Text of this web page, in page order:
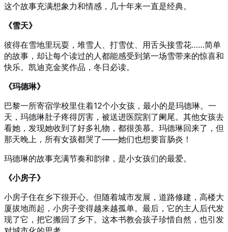
这个故事充满想象力和情感，几十年来一直是经典。
《雪天》
彼得在雪地里玩耍，堆雪人、打雪仗、用舌头接雪花……简单
的故事，却让每个读过的人都能感受到第一场雪带来的惊喜和
快乐。凯迪克金奖作品，冬日必读。
《玛德琳》
巴黎一所寄宿学校里住着12个小女孩，最小的是玛德琳。一
天，玛德琳肚子疼得厉害，被送进医院割了阑尾。其他女孩去
看她，发现她收到了好多礼物，都很羡慕。玛德琳回来了，但
那天晚上，所有女孩都哭了——她们也想要盲肠炎！
玛德琳的故事充满节奏和韵律，是小女孩们的最爱。
《小房子》
小房子住在乡下很开心。但随着城市发展，道路修建，高楼大
厦拔地而起，小房子变得越来越孤单。最后，它的主人后代发
现了它，把它搬回了乡下。这本书教会孩子珍惜自然，也引发